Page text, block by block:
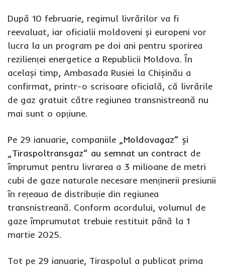
După 10 februarie, regimul livrărilor va fi
reevaluat, iar oficialii moldoveni și europeni vor
lucra la un program pe doi ani pentru sporirea
rezilienței energetice a Republicii Moldova. În
același timp, Ambasada Rusiei la Chișinău a
confirmat, printr-o scrisoare oficială, că livrările
de gaz gratuit către regiunea transnistreană nu
mai sunt o opțiune.
Pe 29 ianuarie, companiile „Moldovagaz” și
„Tiraspoltransgaz” au semnat un contract de
împrumut pentru livrarea a 3 milioane de metri
cubi de gaze naturale necesare menținerii presiunii
în rețeaua de distribuție din regiunea
transnistreană. Conform acordului, volumul de
gaze împrumutat trebuie restituit până la 1
martie 2025.
Tot pe 29 ianuarie, Tiraspolul a publicat prima